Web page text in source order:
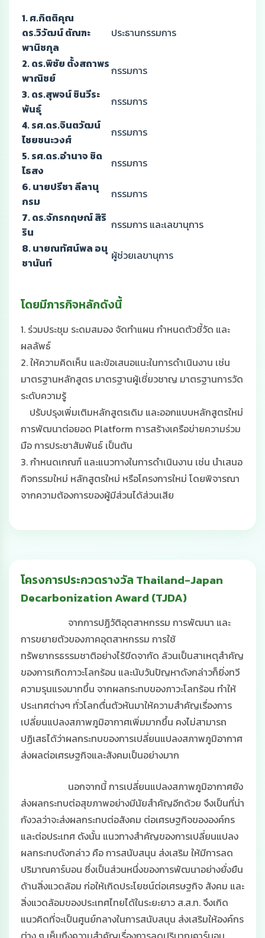
1. ศ.กิตติคุณ
ดร.วิวัฒน์ ตัณฑะ
พานิชกุล
ประธานกรรมการ
2. ดร.พิชัย ตั้งสถาพร
พาณิชย์
กรรมการ
3. ดร.สุพจน์ ชินวีระ
พันธุ์
กรรมการ
4. รศ.ดร.จินตวัฒน์
ไชยชนะวงศ์
กรรมการ
5. รศ.ดร.อำนาจ ชิด
ไธสง
กรรมการ
6. นายปรีชา ลีลานุ
กรม
กรรมการ
7. ดร.จักรกฤษณ์ สิริ
ริน
กรรมการ และเลขานุการ
8. นายณทัศน์พล อนุ
ชานันท์
ผู้ช่วยเลขานุการ
โดยมีภารกิจหลักดังนี้
1. ร่วมประชุม ระดมสมอง จัดทำแผน กำหนดตัวชี้วัด และ
ผลลัพธ์
2. ให้ความคิดเห็น และข้อเสนอแนะในการดำเนินงาน เช่น
มาตรฐานหลักสูตร มาตรฐานผู้เชี่ยวชาญ มาตรฐานการวัด
ระดับความรู้
ปรับปรุงเพิ่มเติมหลักสูตรเดิม และออกแบบหลักสูตรใหม่
การพัฒนาต่อยอด Platform การสร้างเครือข่ายความร่วม
มือ การประชาสัมพันธ์ เป็นต้น
3. กำหนดเกณฑ์ และแนวทางในการดำเนินงาน เช่น นำเสนอ
กิจกรรมใหม่ หลักสูตรใหม่ หรือโครงการใหม่ โดยพิจารณา
จากความต้องการของผู้มีส่วนได้ส่วนเสีย
โครงการประกวดรางวัล Thailand-Japan
Decarbonization Award (TJDA)
จากการปฏิวัติอุตสาหกรรม การพัฒนา และ
การขยายตัวของภาคอุตสาหกรรม การใช้
ทรัพยากรธรรมชาติอย่างไร้ขีดจากัด ล้วนเป็นสาเหตุสําคัญ
ของการเกิดภาวะโลกร้อน และนับวันปัญหาดังกล่าวก็ยิ่งทวี
ความรุนแรงมากขึ้น จากผลกระทบของภาวะโลกร้อน ทําให้
ประเทศต่างๆ ทั่วโลกตื่นตัวหันมาให้ความสำคัญเรื่องการ
เปลี่ยนแปลงสภาพภูมิอากาศเพิ่มมากขึ้น คงไม่สามารถ
ปฏิเสธได้ว่าผลกระทบของการเปลี่ยนแปลงสภาพภูมิอากาศ
ส่งผลต่อเศรษฐกิจและสังคมเป็นอย่างมาก
นอกจากนี้ การเปลี่ยนแปลงสภาพภูมิอากาศยัง
ส่งผลกระทบต่อสุขภาพอย่างมีนัยสําคัญอีกด้วย จึงเป็นที่น่า
กังวลว่าจะส่งผลกระทบต่อสังคม ต่อเศรษฐกิจขององค์กร
และต่อประเทศ ดังนั้น แนวทางสําคัญของการเปลี่ยนแปลง
ผลกระทบดังกล่าว คือ การสนับสนุน ส่งเสริม ให้มีการลด
ปริมาณคาร์บอน ซึ่งเป็นส่วนหนึ่งของการพัฒนาอย่างยั่งยืน
ด้านสิ่งแวดล้อม ก่อให้เกิดประโยชน์ต่อเศรษฐกิจ สังคม และ
สิ่งแวดล้อมของประเทศไทยได้ในระยะยาว ส.ส.ท. จึงเกิด
แนวคิดที่จะเป็นศูนย์กลางในการสนับสนุน ส่งเสริมให้องค์กร